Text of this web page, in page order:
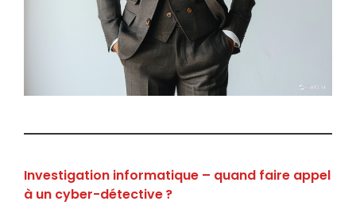
Investigation informatique – quand faire appel
à un cyber-détective ?